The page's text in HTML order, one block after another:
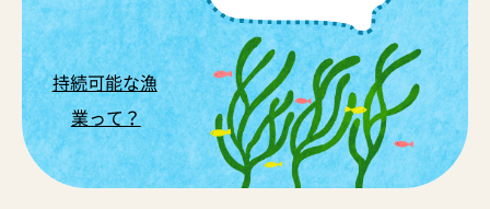
持続可能な漁
業って？